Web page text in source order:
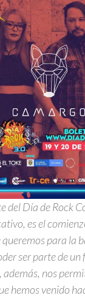
del Día de Rock
es el
para la
ser parte de
nos
hemos venido